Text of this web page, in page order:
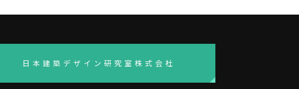
日本建築デザイン研究室株式会社